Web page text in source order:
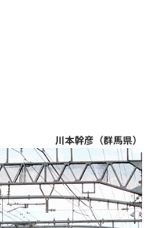
川本幹彦（群馬県）